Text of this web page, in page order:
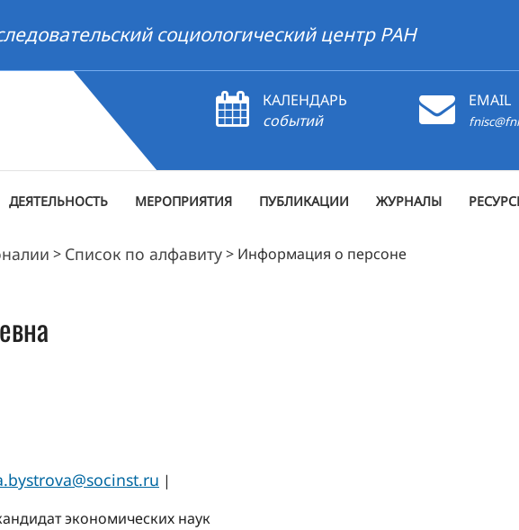
социологический центр РАН
КАЛЕНДАРЬ
событий
EMAIL
ДЕЯТЕЛЬНОСТЬ МЕРОПРИЯТИЯ ПУБЛИКАЦИИ ЖУРНАЛЫ
> Список по алфавиту> Информация о персоне
|
экономических наук